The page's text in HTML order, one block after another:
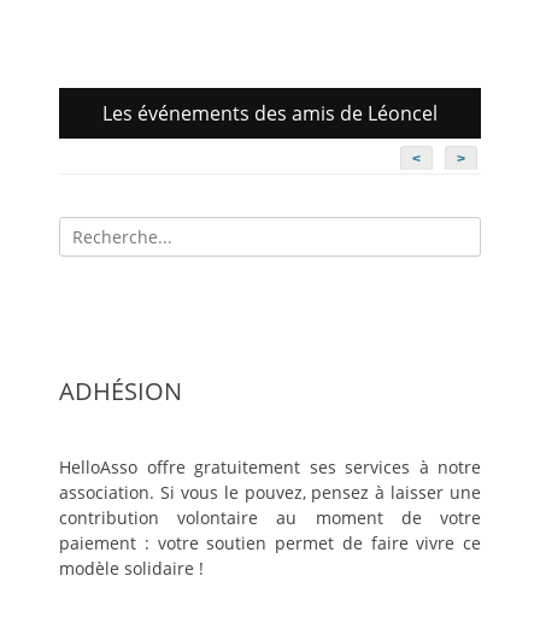
Les événements des amis de Léoncel
< >
Recherche
pour:
ADHÉSION
HelloAsso offre gratuitement ses services à notre
association. Si vous le pouvez, pensez à laisser une
contribution volontaire au moment de votre
paiement : votre soutien permet de faire vivre ce
modèle solidaire !